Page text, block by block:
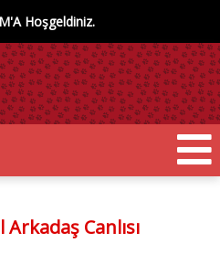
Hoşgeldiniz.
Canlısı